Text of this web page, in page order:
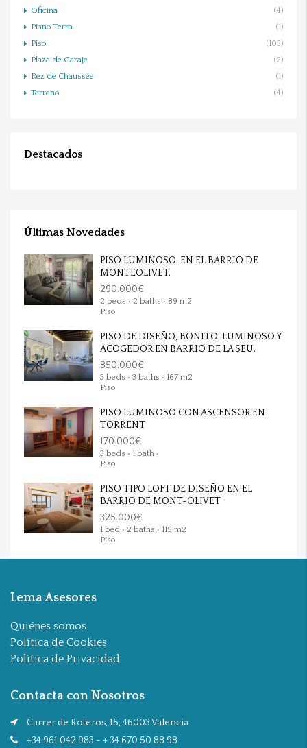
Oficina
(4)
Piano Terra
(1)
Piso
(103)
Plaza de Garaje
(2)
Rez de Chaussée
(1)
Terreno
(4)
Destacados
Últimas Novedades
PISO LUMINOSO, EN EL BARRIO DE
MONTEOLIVET.
290.000€
2 beds • 2 baths • 89 m2
Piso
PISO DE DISEÑO, BONITO, LUMINOSO Y
ACOGEDOR EN BARRIO DE LA SEU.
850.000€
3 beds • 3 baths • 167 m2
Piso
PISO LUMINOSO CON ASCENSOR EN
TORRENT
170.000€
3 beds • 1 bath •
Piso
PISO TIPO LOFT DE DISEÑO EN EL
BARRIO DE MONT-OLIVET
325.000€
1 bed • 2 baths • 115 m2
Piso
Lema Asesores
Quiénes somos
Política de Cookies
Política de Privacidad
Contacta con Nosotros
Carrer de Roteros, 15, 46003 Valencia
+34 961 042 983 - + 34 670 50 88 98